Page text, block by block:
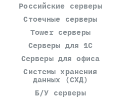
Российские серверы
Стоечные серверы
Tower серверы
Серверы для 1С
Серверы для офиса
Системы хранения
данных (СХД)
Б/У серверы